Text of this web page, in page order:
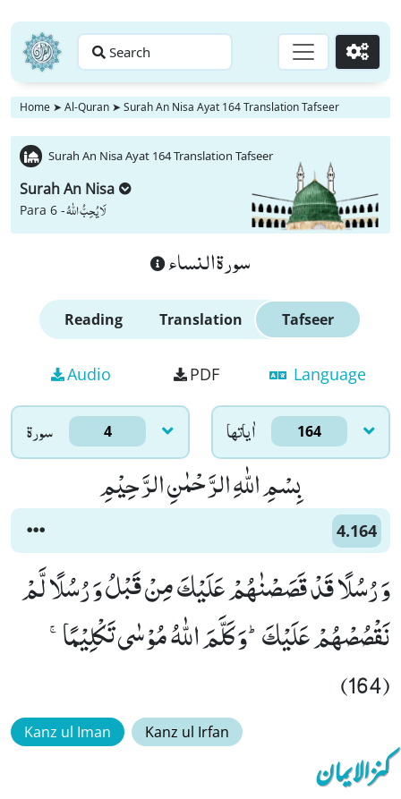
Search Go
Home ➤ Al-Quran ➤ Surah An Nisa Ayat 164 Translation Tafseer
Surah An Nisa Ayat 164 Translation Tafseer
Surah An Nisa
Para 6 -لَا یُحِبُّ اللّٰهُ
سورة النساء
Reading Translation Tafseer
Audio PDF Language
سورۃ 4 اٰياتها 164
بِسْمِ اللّٰهِ الرَّحْمٰنِ الرَّحِیْمِ
4.164
وَ رُسُلًا قَدْ قَصَصْنٰهُمْ عَلَیْكَ مِنْ قَبْلُ وَ رُسُلًا لَّمْ
نَقْصُصْهُمْ عَلَیْكَؕ-وَ كَلَّمَ اللّٰهُ مُوْسٰى تَكْلِیْمًاۚ
(164)
Kanz ul Iman Kanz ul Irfan
کنزالایمان